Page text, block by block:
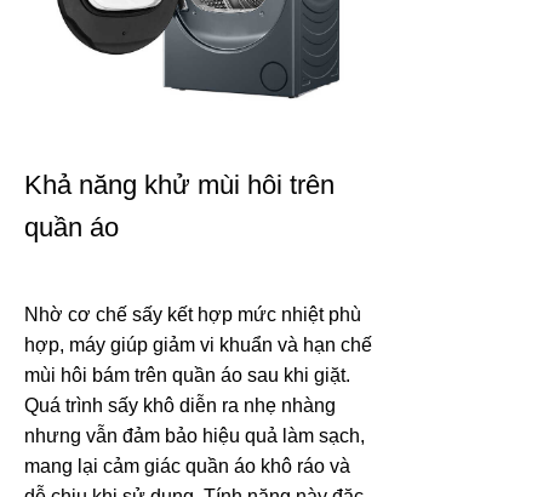
Khả năng khử mùi hôi trên
quần áo
Nhờ cơ chế sấy kết hợp mức nhiệt phù
hợp, máy giúp giảm vi khuẩn và hạn chế
mùi hôi bám trên quần áo sau khi giặt.
Quá trình sấy khô diễn ra nhẹ nhàng
nhưng vẫn đảm bảo hiệu quả làm sạch,
mang lại cảm giác quần áo khô ráo và